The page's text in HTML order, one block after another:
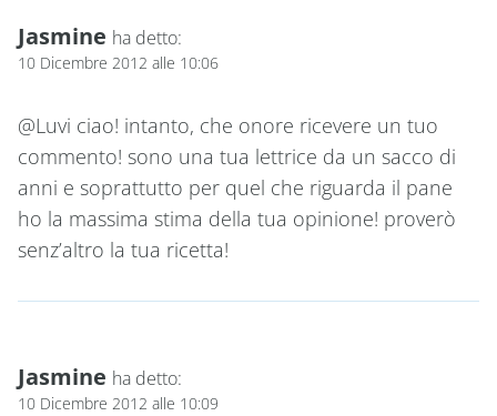
Jasmine ha detto:
10 Dicembre 2012 alle 10:06
@Luvi ciao! intanto, che onore ricevere un tuo
commento! sono una tua lettrice da un sacco di
anni e soprattutto per quel che riguarda il pane
ho la massima stima della tua opinione! proverò
senz’altro la tua ricetta!
Jasmine ha detto:
10 Dicembre 2012 alle 10:09